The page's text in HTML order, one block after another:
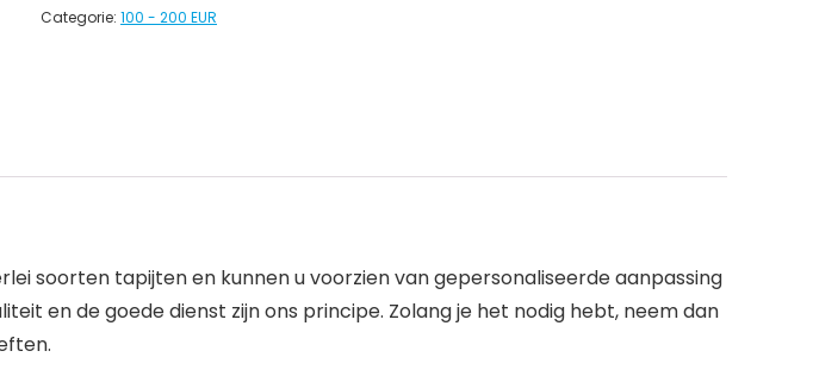
Categorie: 100 - 200 EUR
soorten tapijten en kunnen u voorzien van gepersonaliseerde aanpassing
en de goede dienst zijn ons principe. Zolang je het nodig hebt, neem dan